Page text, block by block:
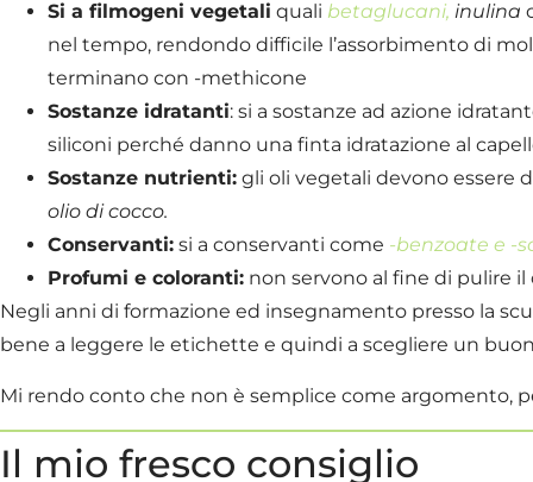
Si a filmogeni vegetali quali betaglucani, inulina
nel tempo, rendondo difficile l’assorbimento di
terminano con -methicone
Sostanze idratanti: si a sostanze ad azione
siliconi perché danno una finta idratazione al
Sostanze nutrienti: gli oli vegetali devono essere
olio di cocco.
Conservanti: si a conservanti come -benzoate e -
Profumi e coloranti: non servono al fine di pulire
Negli anni di formazione ed insegnamento presso la
bene a leggere le etichette e quindi a scegliere un
Mi rendo conto che non è semplice come argomento,
Il mio fresco consiglio